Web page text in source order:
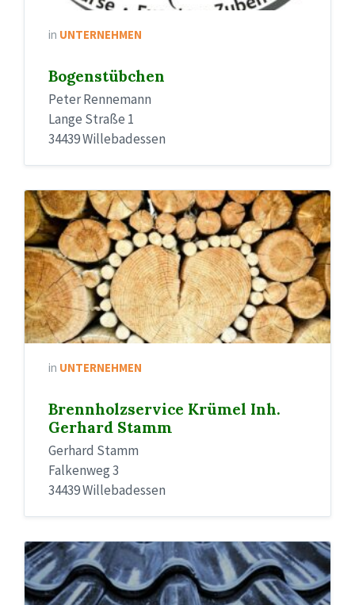
in UNTERNEHMEN
Bogenstübchen
Peter Rennemann
Lange Straße 1
34439 Willebadessen
in UNTERNEHMEN
Brennholzservice Krümel Inh.
Gerhard Stamm
Gerhard Stamm
Falkenweg 3
34439 Willebadessen